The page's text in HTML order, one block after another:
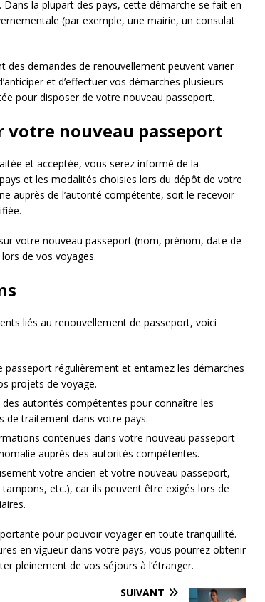
la plupart des pays, cette démarche se fait en
(par exemple, une mairie, un consulat
demandes de renouvellement peuvent varier
et d’effectuer vos démarches plusieurs
pour disposer de votre nouveau passeport.
votre nouveau passeport
et acceptée, vous serez informé de la
et les modalités choisies lors du dépôt de votre
auprès de l’autorité compétente, soit le recevoir
votre nouveau passeport (nom, prénom, date de
de vos voyages.
liés au renouvellement de passeport, voici
régulièrement et entamez les démarches
projets de voyage.
autorités compétentes pour connaître les
de traitement dans votre pays.
contenues dans votre nouveau passeport
auprès des autorités compétentes.
votre ancien et votre nouveau passeport,
etc.), car ils peuvent être exigés lors de
pour pouvoir voyager en toute tranquillité.
en vigueur dans votre pays, vous pourrez obtenir
pleinement de vos séjours à l’étranger.
SUIVANT